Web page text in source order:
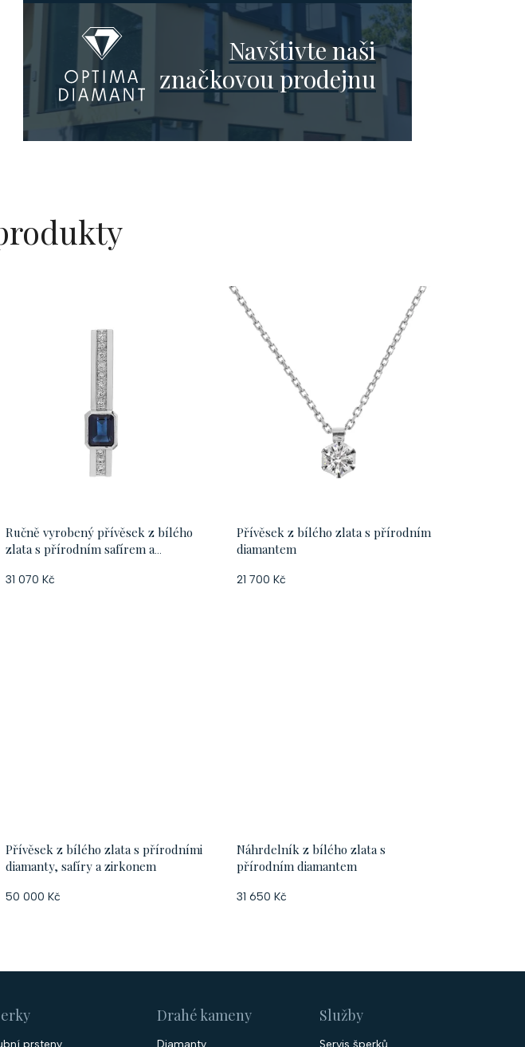
Navštivte naši
značkovou prodejnu
Ručně vyrobený přívěsek z bílého
zlata s přírodním safírem a
31 070 Kč
Přívěsek z bílého zlata s přírodním
diamantem
21 700 Kč
Přívěsek z bílého zlata s přírodními
diamanty, safíry a zirkonem
50 000 Kč
Náhrdelník z bílého zlata s
přírodním diamantem
31 650 Kč
Drahé kameny Služby